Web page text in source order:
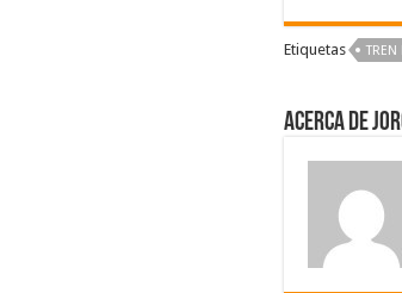
Etiquetas TREN
Acerca de